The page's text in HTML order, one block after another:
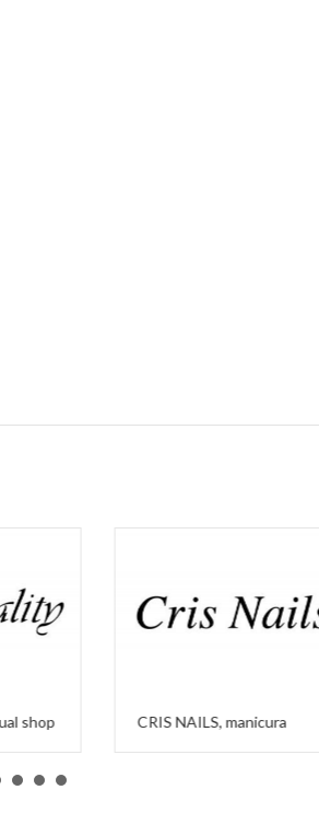
shop CRIS NAILS, manicura